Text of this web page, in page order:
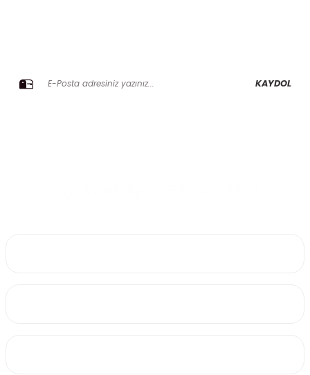
KAYDOL